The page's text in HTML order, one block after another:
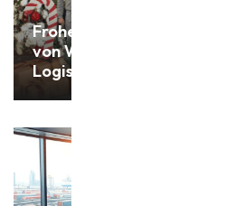
Frohe Weihnachten
von Withofs Bulk
Logistics!